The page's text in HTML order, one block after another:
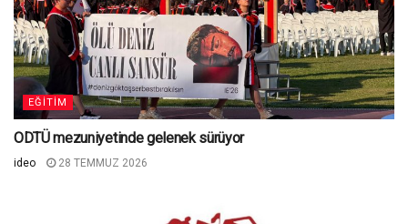
EĞITIM
ODTÜ mezuniyetinde gelenek sürüyor
ideo 28 TEMMUZ 2026